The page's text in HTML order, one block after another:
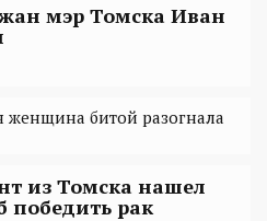
мэр Томска Иван
женщина битой разогнала
из Томска нашел
победить рак